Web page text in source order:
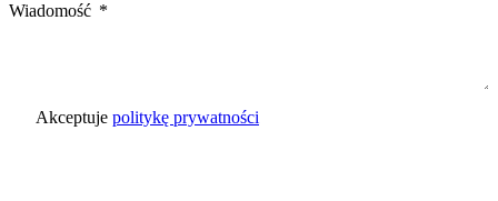
Wiadomość
Akceptuje politykę prywatności